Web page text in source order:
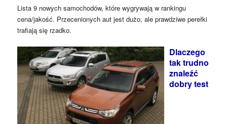
Lista 9 nowych samochodów, które wygrywają w rankingu
cena/jakość. Przecenionych aut jest dużo, ale prawdziwe perełki
trafiają się rzadko.
Dlaczego
tak trudno
znaleźć
dobry test